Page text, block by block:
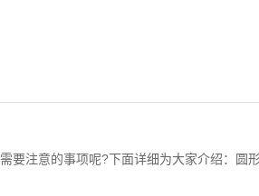
注意的事项呢?下面详细为大家介绍：圆